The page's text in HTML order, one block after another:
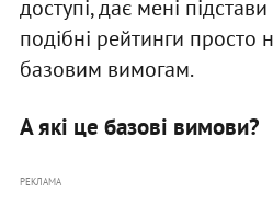
доступі, дає мені
подібні рейтинги просто
базовим вимогам.
А які це базові вимови?
РЕКЛАМА